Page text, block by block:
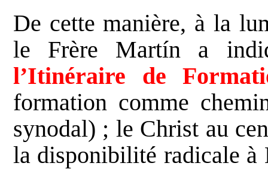
De cette manière, à la
le Frère Martín a
l’Itinéraire de
formation comme
synodal) ; le Christ au
la disponibilité radicale à